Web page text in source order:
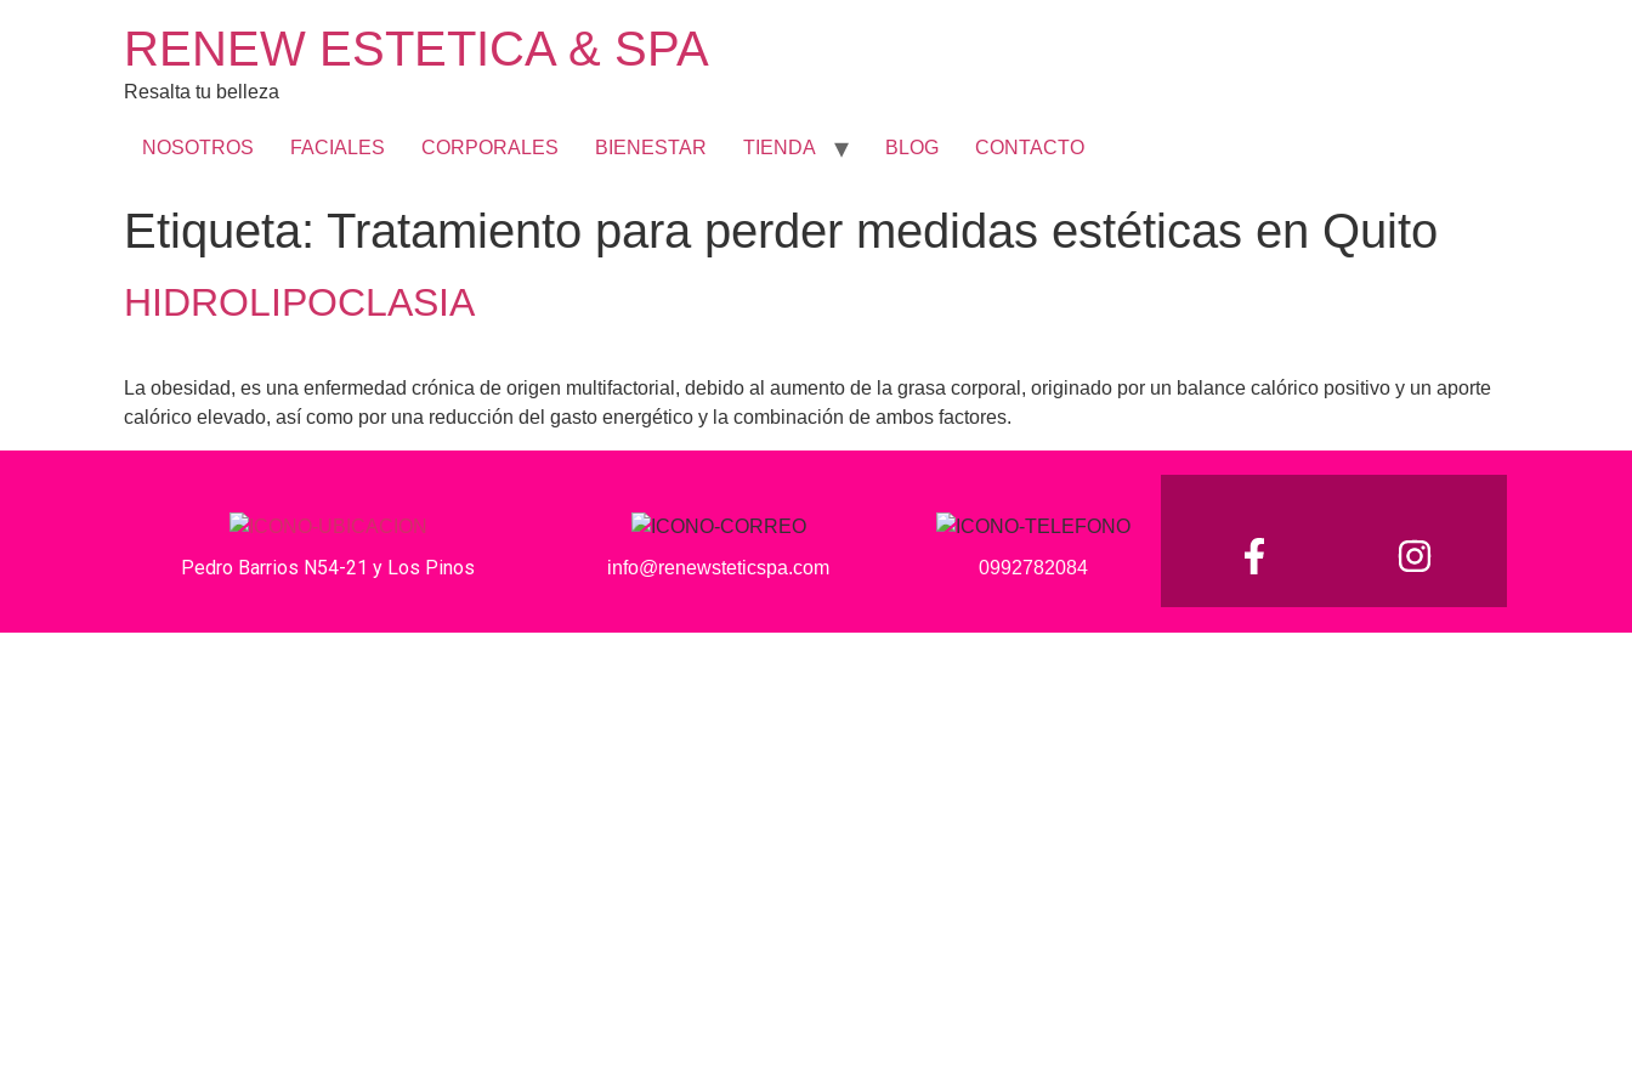
RENEW ESTETICA & SPA
Resalta tu belleza
NOSOTROS FACIALES CORPORALES BIENESTAR TIENDA BLOG CONTACTO
Etiqueta: Tratamiento para perder medidas estéticas en Quito
HIDROLIPOCLASIA
La obesidad, es una enfermedad crónica de origen multifactorial, debido al aumento de la grasa corporal, originado por un balance calórico positivo y un aporte
calórico elevado, así como por una reducción del gasto energético y la combinación de ambos factores.
Pedro Barrios N54-21 y Los Pinos info@renewsteticspa.com 0992782084